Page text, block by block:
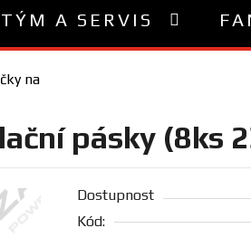
TÝM A SERVIS
na
pásky (8ks
Dostupnost
Kód: